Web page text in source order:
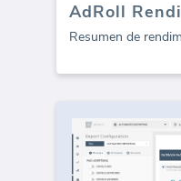
Resumen de